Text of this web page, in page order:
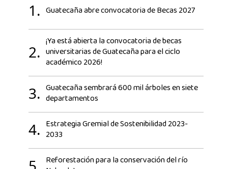
1. Guatecaña abre convocatoria de Becas 2027
2.
¡Ya está abierta la convocatoria de becas
universitarias de Guatecaña para el ciclo
académico 2026!
3. Guatecaña sembrará 600 mil árboles en siete
departamentos
4. Estrategia Gremial de Sostenibilidad 2023-
2033
Reforestación para la conservación del río